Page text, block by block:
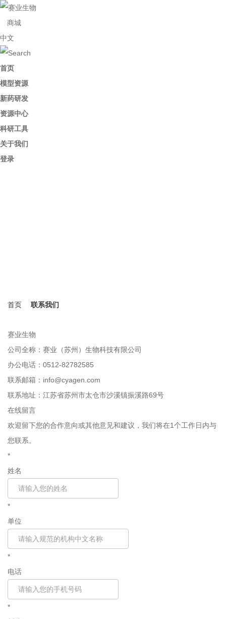
商城
中文
首页
模型资源
新药研发
资源中心
科研工具
关于我们
登录
首页 联系我们
赛业生物
公司全称：赛业（苏州）生物科技有限公司
办公电话：0512-82782585
联系邮箱：info@cyagen.com
联系地址：江苏省苏州市太仓市沙溪镇振溪路69号
在线留言
欢迎留下您的合作意向或其他意见和建议，我们将在1个工作日内与
您联系。
*
姓名
*
单位
*
电话
*